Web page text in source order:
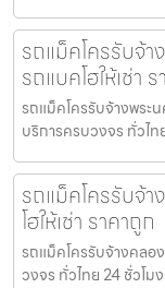
รถแม็คโครรับจ้า
รถแบคโฮให้เช่า
รถแม็คโครรับจ้างพระ
บริการครบวงจร ทั่วไ
รถแม็คโครรับจ้
โฮให้เช่า ราคาถูก
รถแม็คโครรับจ้างคลอ
วงจร ทั่วไทย 24 ชั่วโ